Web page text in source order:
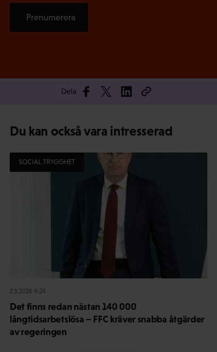
Prenumerera
Dela
Du kan också vara intresserad
SOCIAL TRYGGHET
2.3.2026 9:24
Det finns redan nästan 140 000
långtidsarbetslösa – FFC kräver snabba åtgärder
av regeringen